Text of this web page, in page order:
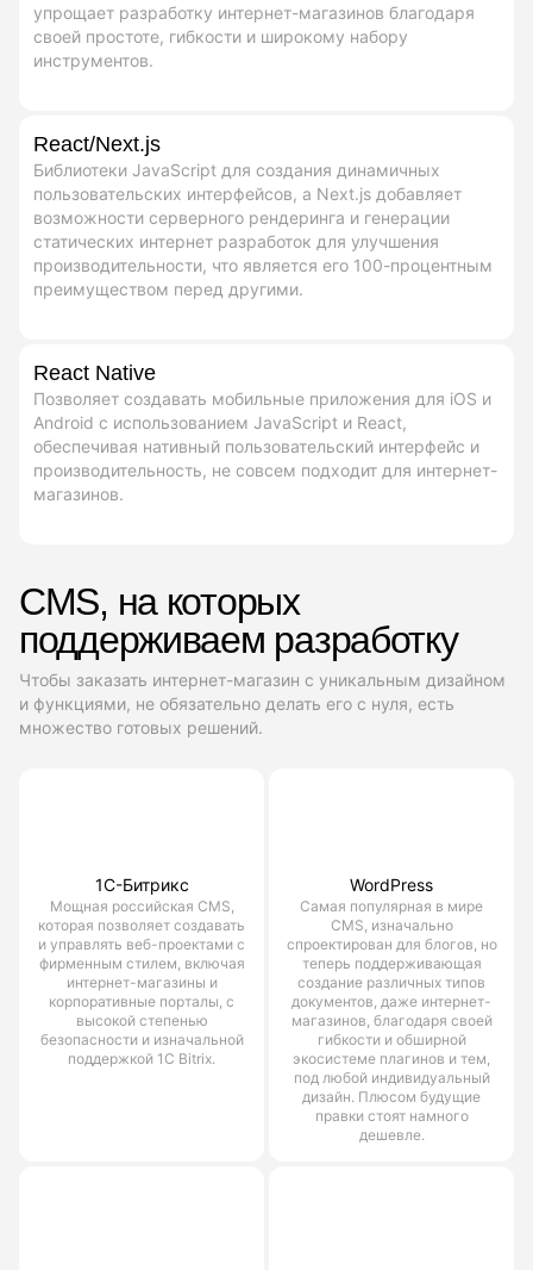
упрощает разработку интернет-магазинов благодаря
своей простоте, гибкости и широкому набору
инструментов.
React/Next.js
Библиотеки JavaScript для создания динамичных
пользовательских интерфейсов, а Next.js добавляет
возможности серверного рендеринга и генерации
статических интернет разработок для улучшения
производительности, что является его 100-процентным
преимуществом перед другими.
React Native
Позволяет создавать мобильные приложения для iOS и
Android с использованием JavaScript и React,
обеспечивая нативный пользовательский интерфейс и
производительность, не совсем подходит для интернет-
магазинов.
CMS, на которых
поддерживаем разработку
Чтобы заказать интернет-магазин с уникальным дизайном
и функциями, не обязательно делать его с нуля, есть
множество готовых решений.
1С-Битрикс
Мощная российская CMS,
которая позволяет создавать
и управлять веб-проектами с
фирменным стилем, включая
интернет-магазины и
корпоративные порталы, с
высокой степенью
безопасности и изначальной
поддержкой 1С Bitrix.
WordPress
Самая популярная в мире
CMS, изначально
спроектирован для блогов, но
теперь поддерживающая
создание различных типов
документов, даже интернет-
магазинов, благодаря своей
гибкости и обширной
экосистеме плагинов и тем,
под любой индивидуальный
дизайн. Плюсом будущие
правки стоят намного
дешевле.